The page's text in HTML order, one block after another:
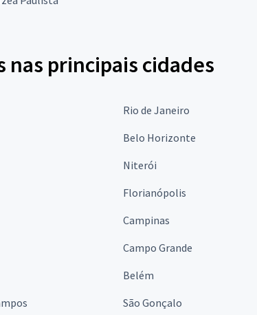
principais cidades
Rio de Janeiro
Belo Horizonte
Niterói
Florianópolis
Campinas
Campo Grande
Belém
São Gonçalo